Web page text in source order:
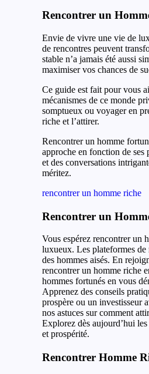
Rencontrer un
Envie de vivre une vie de
de rencontres peuvent
stable n’a jamais été aussi
maximiser vos chances de
Ce guide est fait pour vous
mécanismes de ce monde
somptueux ou voyager en
riche et l’attirer.
Rencontrer un homme
approche en fonction de ses
et des conversations
méritez.
rencontrer un homme riche
Rencontrer un
Vous espérez rencontrer un
luxueux. Les plateformes de
des hommes aisés. En
rencontrer un homme riche
hommes fortunés en vous
Apprenez des conseils
prospère ou un investisseur
nos astuces sur comment
Explorez dès aujourd’hui
et prospérité.
Rencontrer Homme